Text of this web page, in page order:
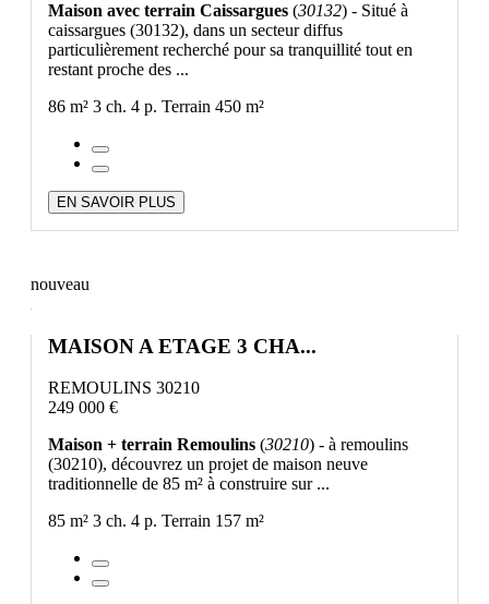
Maison avec terrain Caissargues (30132) - Situé à
caissargues (30132), dans un secteur diffus
particulièrement recherché pour sa tranquillité tout en
restant proche des ...
86 m² 3 ch. 4 p. Terrain 450 m²
EN SAVOIR PLUS
nouveau
MAISON A ETAGE 3 CHA...
REMOULINS 30210
249 000 €
Maison + terrain Remoulins (30210) - à remoulins
(30210), découvrez un projet de maison neuve
traditionnelle de 85 m² à construire sur ...
85 m² 3 ch. 4 p. Terrain 157 m²